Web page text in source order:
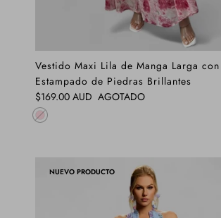
Vestido Maxi Lila de Manga Larga con
Estampado de Piedras Brillantes
Precio normal
$169.00 AUD AGOTADO
NUEVO PRODUCTO